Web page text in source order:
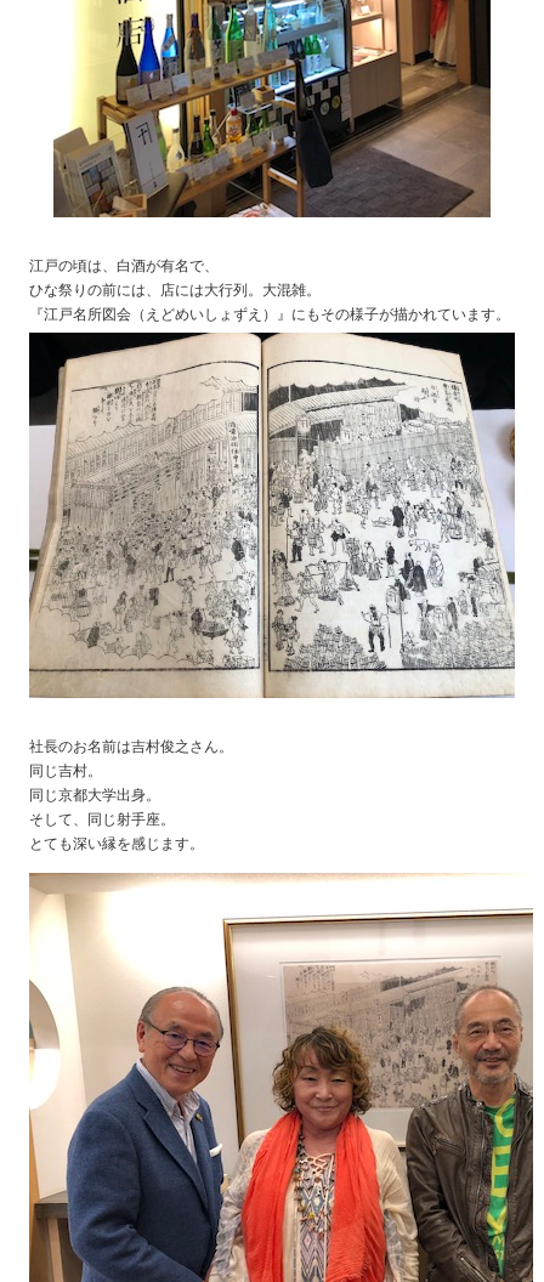
江戸の頃は、白酒が有名で、
ひな祭りの前には、店には大行列。大混雑。
『江戸名所図会（えどめいしょずえ）』にもその様子が描かれています。
社長のお名前は吉村俊之さん。
同じ吉村。
同じ京都大学出身。
そして、同じ射手座。
とても深い縁を感じます。